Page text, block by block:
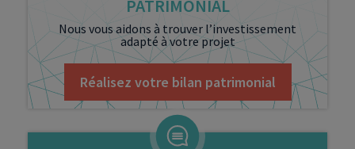
son crédit immobilier
PEA
Loi Madelin
SCPI
Simulation prêt immobilier
Nos vidéos
Nos Podcasts
PATRIMONIAL
Nous vous aidons à trouver l’investissement
adapté à votre projet
Réalisez votre bilan patrimonial